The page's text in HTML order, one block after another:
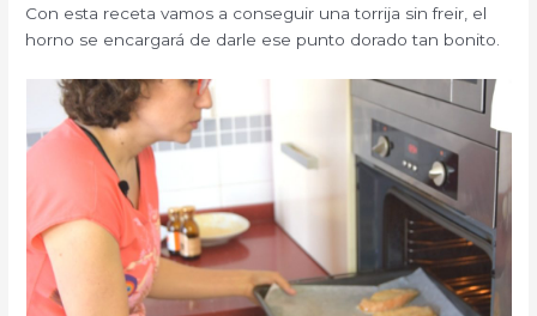
Con esta receta vamos a conseguir una torrija sin freir, el
horno se encargará de darle ese punto dorado tan bonito.